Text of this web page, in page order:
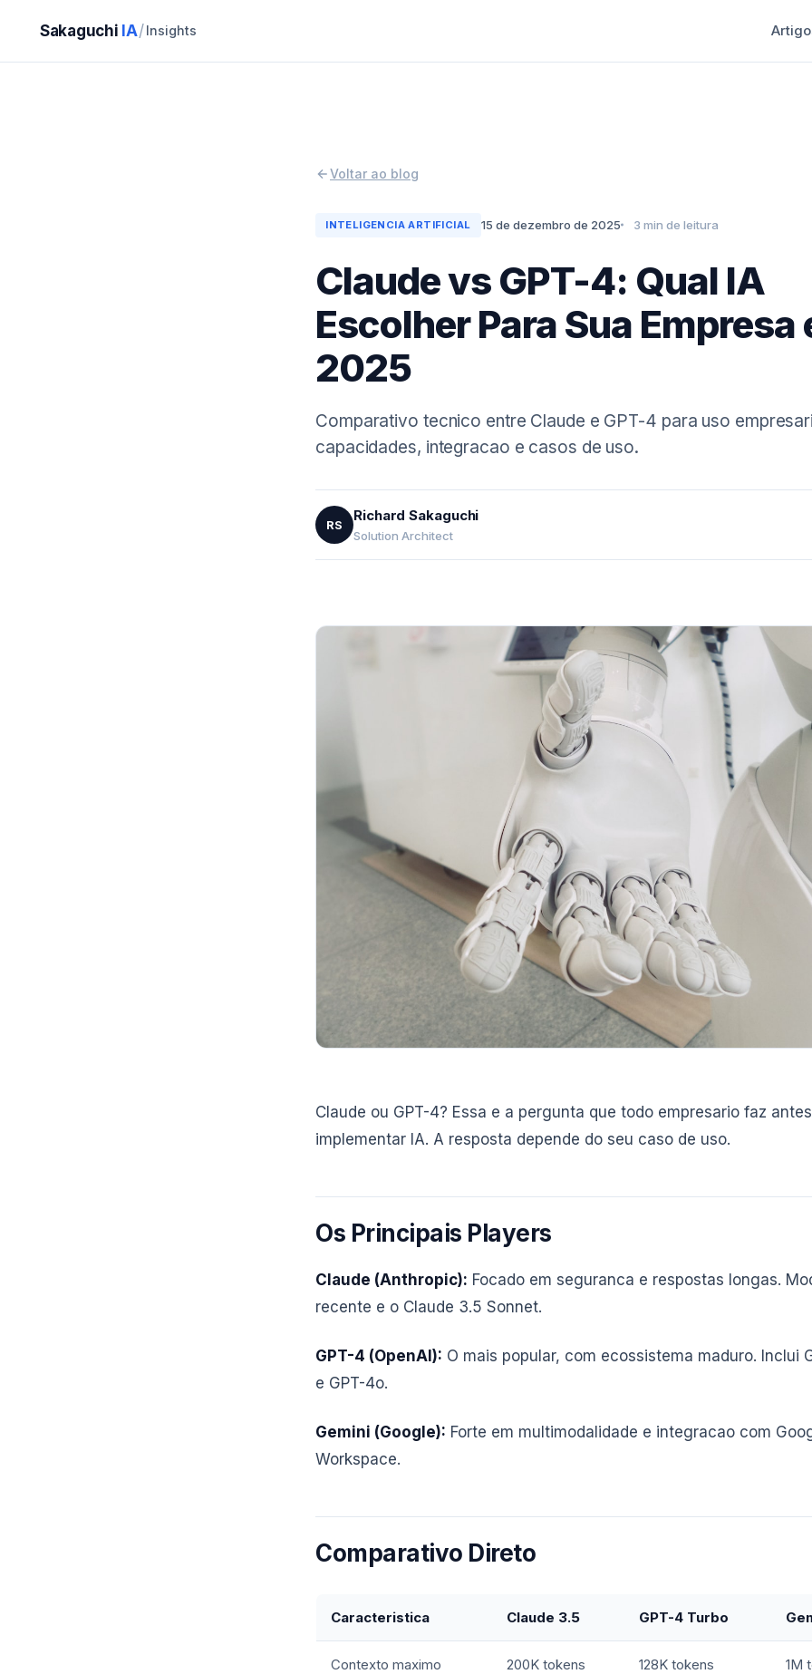
Sakaguchi IA/Insights
Voltar ao blog
INTELIGENCIA ARTIFICIAL 15 de dezembro de 2025 3 min de leitura
Claude vs GPT-4: Qual IA
Escolher Para Sua Empresa
2025
Comparativo tecnico entre Claude e GPT-4 para uso
capacidades, integracao e casos de uso.
RS
Richard Sakaguchi
Solution Architect
Claude ou GPT-4? Essa e a pergunta que todo empresario faz
implementar IA. A resposta depende do seu caso de uso.
Os Principais Players
Claude (Anthropic): Focado em seguranca e respostas longas.
recente e o Claude 3.5 Sonnet.
GPT-4 (OpenAI): O mais popular, com ecossistema maduro. Inclui
e GPT-4o.
Gemini (Google): Forte em multimodalidade e integracao com
Workspace.
Comparativo Direto
Caracteristica Claude 3.5 GPT-4 Turbo
Contexto maximo 200K tokens 128K tokens 1M